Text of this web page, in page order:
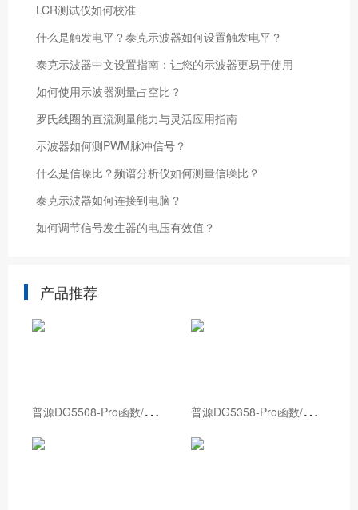
LCR测试仪如何校准
什么是触发电平？泰克示波器如何设置触发电平？
泰克示波器中文设置指南：让您的示波器更易于使用
如何使用示波器测量占空比？
罗氏线圈的直流测量能力与灵活应用指南
示波器如何测PWM脉冲信号？
什么是信噪比？频谱分析仪如何测量信噪比？
泰克示波器如何连接到电脑？
如何调节信号发生器的电压有效值？
产品推荐
普
源DG5508-Pro函数/任意波形发生器 普
源DG5358-Pro函数/任意波形发生器